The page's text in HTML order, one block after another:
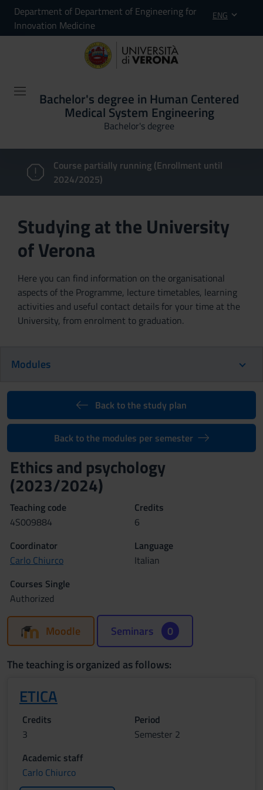
Department of Department of Engineering for
Innovation Medicine
ENG
Bachelor's degree in Human Centered
Medical System Engineering
Bachelor's degree
Course partially running (Enrollment until
2024/2025)
Studying at the University
of Verona
Here you can find information on the organisational
aspects of the Programme, lecture timetables, learning
activities and useful contact details for your time at the
University, from enrolment to graduation.
Modules
Back to the study plan
Back to the modules per semester
Ethics and psychology
(2023/2024)
Teaching code
4S009884
Credits
6
Coordinator
Carlo Chiurco
Language
Italian
Courses Single
Authorized
Moodle Seminars 0
The teaching is organized as follows:
ETICA
Credits
3
Period
Semester 2
Academic staff
Carlo Chiurco